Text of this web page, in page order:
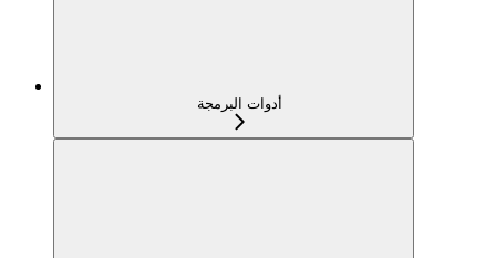
أدوات البرمجة